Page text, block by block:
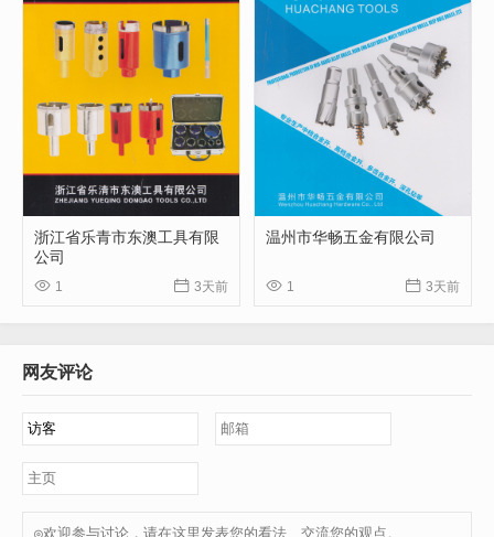
浙江省乐青市东澳工具有限
公司
 1  3天前
温州市华畅五金有限公司
 1  3天前
网友评论